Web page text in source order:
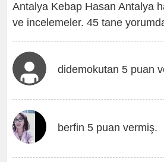
Antalya Kebap Hasan Antalya
ve incelemeler. 45 tane
didemokutan 5 puan
berfin 5 puan vermiş.